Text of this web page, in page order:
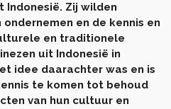
Indonesië. Zij wilden
en de kennis en
en traditionele
uit Indonesië in
idee daarachter was en is
te komen tot behoud
van hun cultuur en